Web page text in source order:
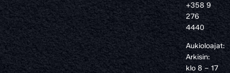
+358 9
276
4440
Aukioloajat:
Arkisin:
klo 8 – 17